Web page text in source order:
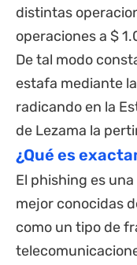
distintas
operaciones a $
De tal modo
estafa mediante
radicando en la
de Lezama la
¿Qué es
El phishing es
mejor conocidas
como un tipo de